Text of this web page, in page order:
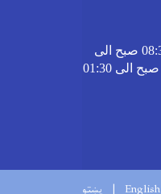
از شنبه تا چهارشنبه‌ ساعت 08:30 صبح الی
03:30 بعد از ظهر و در روز‌های پنج‌شنبه از 08:30 صبح الی 01:30
English پښتو